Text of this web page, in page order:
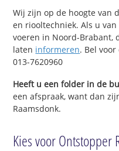
Wij zijn op de hoogte van
en riooltechniek. Als u
voeren in Noord-Brabant,
laten informeren. Bel
013-7620960
Heeft u een folder in de
een afspraak, want dan
Raamsdonk.
Kies voor Ontstopper